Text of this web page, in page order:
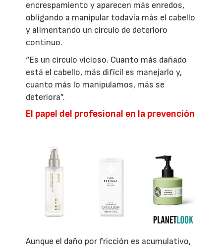
encrespamiento y aparecen más enredos,
obligando a manipular todavía más el cabello
y alimentando un círculo de deterioro
continuo.
“Es un círculo vicioso. Cuanto más dañado
está el cabello, más difícil es manejarlo y,
cuanto más lo manipulamos, más se
deteriora”.
El papel del profesional en la prevención
Aunque el daño por fricción es acumulativo,